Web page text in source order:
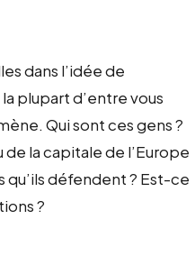
dans l’idée de
plupart d’entre vous
Qui sont ces gens ?
la capitale de l’Europe
qu’ils défendent ? Est-ce
?